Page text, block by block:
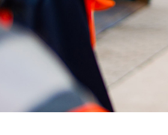
anzeigen/schließen